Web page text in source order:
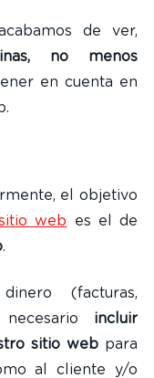
de ver,
no menos
en cuenta en
el objetivo
web es el de
.
(facturas,
necesario incluir
sitio webpara
al cliente y/o